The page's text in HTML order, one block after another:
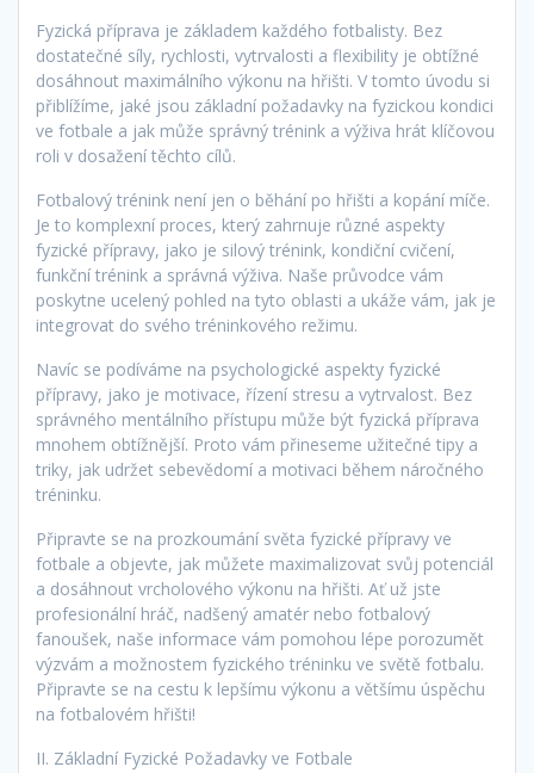
Fyzická příprava je základem každého fotbalisty. Bez
dostatečné síly, rychlosti, vytrvalosti a flexibility je obtížné
dosáhnout maximálního výkonu na hřišti. V tomto úvodu si
přiblížíme, jaké jsou základní požadavky na fyzickou kondici
ve fotbale a jak může správný trénink a výživa hrát klíčovou
roli v dosažení těchto cílů.
Fotbalový trénink není jen o běhání po hřišti a kopání míče.
Je to komplexní proces, který zahrnuje různé aspekty
fyzické přípravy, jako je silový trénink, kondiční cvičení,
funkční trénink a správná výživa. Naše průvodce vám
poskytne ucelený pohled na tyto oblasti a ukáže vám, jak je
integrovat do svého tréninkového režimu.
Navíc se podíváme na psychologické aspekty fyzické
přípravy, jako je motivace, řízení stresu a vytrvalost. Bez
správného mentálního přístupu může být fyzická příprava
mnohem obtížnější. Proto vám přineseme užitečné tipy a
triky, jak udržet sebevědomí a motivaci během náročného
tréninku.
Připravte se na prozkoumání světa fyzické přípravy ve
fotbale a objevte, jak můžete maximalizovat svůj potenciál
a dosáhnout vrcholového výkonu na hřišti. Ať už jste
profesionální hráč, nadšený amatér nebo fotbalový
fanoušek, naše informace vám pomohou lépe porozumět
výzvám a možnostem fyzického tréninku ve světě fotbalu.
Připravte se na cestu k lepšímu výkonu a většímu úspěchu
na fotbalovém hřišti!
II. Základní Fyzické Požadavky ve Fotbale